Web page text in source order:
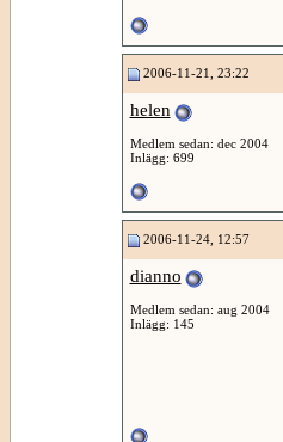
2006-11-21, 23:22
helen
Medlem sedan: dec 2004
Inlägg: 699
2006-11-24, 12:57
dianno
Medlem sedan: aug 2004
Inlägg: 145